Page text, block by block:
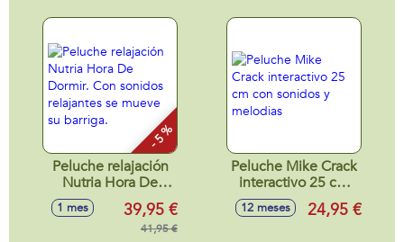
- 5 %
Peluche relajación
Nutria Hora De
Dormir. Con
sonidos relajantes
se mueve su
1 mes 39,95 €
41,95 €
Peluche Mike Crack
interactivo 25 cm
con sonidos y
melodias
12 meses 24,95 €